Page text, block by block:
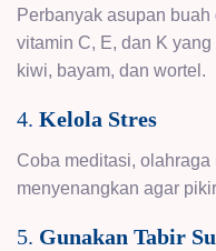
Perbanyak asupan
vitamin C, E, dan K
kiwi, bayam, dan wortel.
4. Kelola Stres
Coba meditasi,
menyenangkan agar
5. Gunakan Tabir